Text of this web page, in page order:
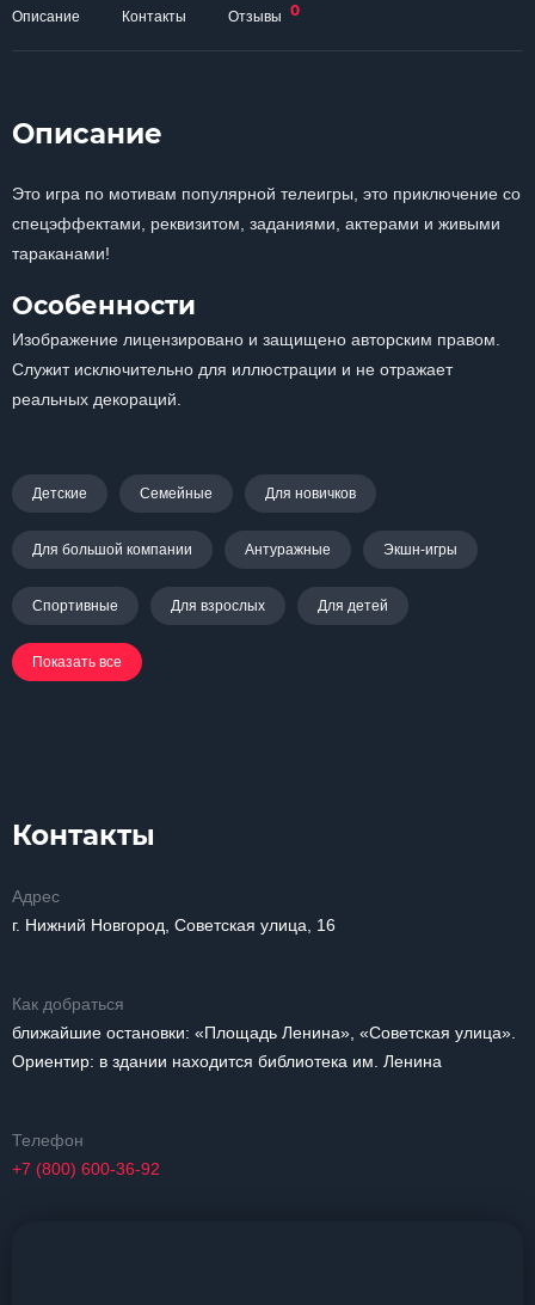
Описание Контакты Отзывы 0
Описание
Это игра по мотивам популярной телеигры, это приключение со
спецэффектами, реквизитом, заданиями, актерами и живыми
тараканами!
Особенности
Изображение лицензировано и защищено авторским правом.
Служит исключительно для иллюстрации и не отражает
реальных декораций.
Детские Семейные Для новичков
Для большой компании Антуражные Экшн-игры
Спортивные Для взрослых Для детей
Показать все
Контакты
Адрес
г. Нижний Новгород, Советская улица, 16
Как добраться
ближайшие остановки: «Площадь Ленина», «Советская улица».
Ориентир: в здании находится библиотека им. Ленина
Телефон
+7 (800) 600-36-92